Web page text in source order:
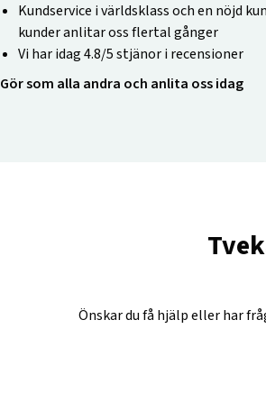
Kundservice i världsklass och en nöjd
kunder anlitar oss flertal gånger
Vi har idag 4.8/5 stjänor i recensioner
Gör som alla andra och anlita oss idag
Önskar du få hjälp eller har